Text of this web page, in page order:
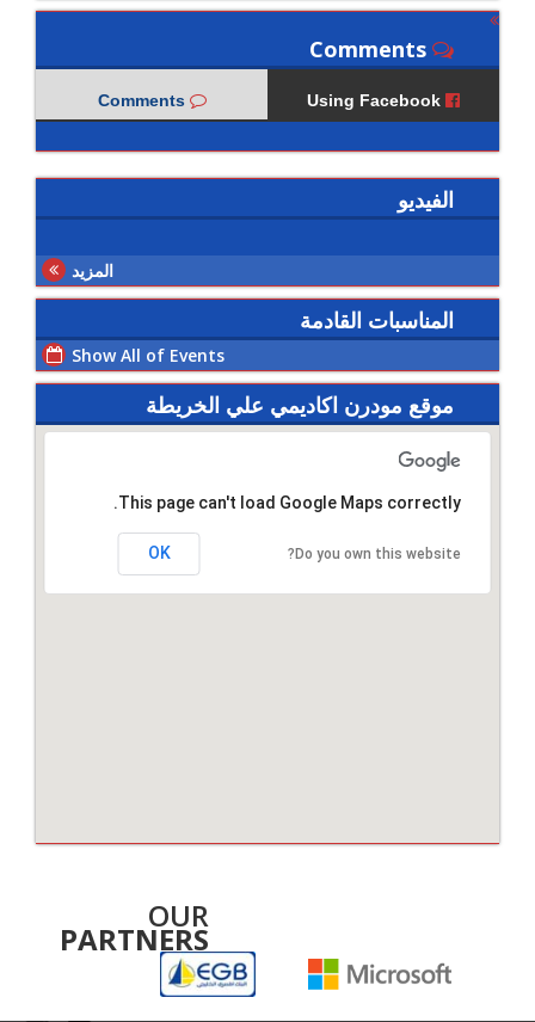
Comments
الفيديو
المزيد
المناسبات القادمة
Show All of Events
موقع مودرن اكاديمي علي الخريطة
This page can't load Google Maps correctly.
Do you own this website?
OK
OUR
PARTNERS